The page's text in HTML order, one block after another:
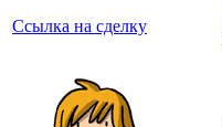
Ссылка на сделку